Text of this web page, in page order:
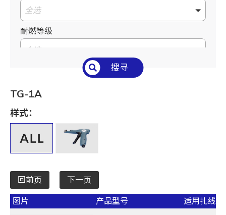
全选
耐燃等级
全选
全选
长 L mm / inch
宽 W mm / inch
全选
承受力 lbs/kgf/N
全选
搜寻
TG-1A
样式：
回前页 下一页
图片 产品型号 适用扎线